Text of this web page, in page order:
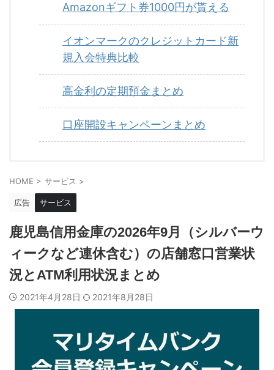
Amazonギフト券1000円が貰える
イオンマークのクレジットカード新
規入会特典比較
高金利の定期預金まとめ
口座開設キャンペーンまとめ
HOME > サービス >
広告 サービス
鹿児島信用金庫の2026年9月（シルバーウ
ィークなど連休含む）の店舗窓口営業状
況とATM利用状況まとめ
2021年4月28日 2021年8月28日